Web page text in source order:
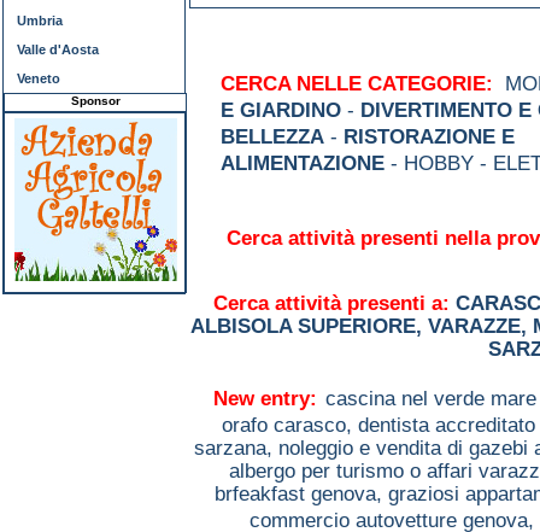
CERCA NELLE CATEGORIE:
E GIARDINO - DIVERTIMENTO E
BELLEZZA - RISTORAZIONE E
ALIMENTAZIONE - HOBBY -
Cerca attività presenti nella
Cerca attività presenti a:
ALBISOLA SUPERIORE, VARAZZE,
New entry: cascina nel verde
orafo carasco, dentista
sarzana, noleggio e vendita di
albergo per turismo o affari
brfeakfast genova, graziosi
commercio autovetture genova,
Umbria
Valle d'Aosta
Veneto
Sponsor